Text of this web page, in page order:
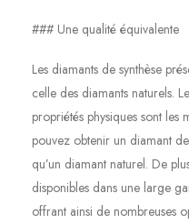
### Une qualité équivalente
Les diamants de synthèse
celle des diamants naturels.
propriétés physiques sont
pouvez obtenir un diamant
qu’un diamant naturel. De
disponibles dans une large
offrant ainsi de nombreuses